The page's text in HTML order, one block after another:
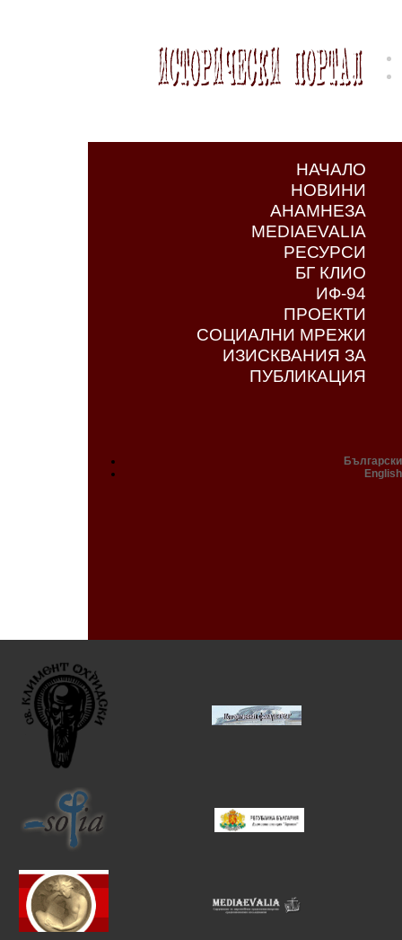
НАЧАЛО
НОВИНИ
АНАМНЕЗА
MEDIAEVALIA
РЕСУРСИ
БГ КЛИО
ИФ-94
ПРОЕКТИ
СОЦИАЛНИ МРЕЖИ
ИЗИСКВАНИЯ ЗА
ПУБЛИКАЦИЯ
Български
English